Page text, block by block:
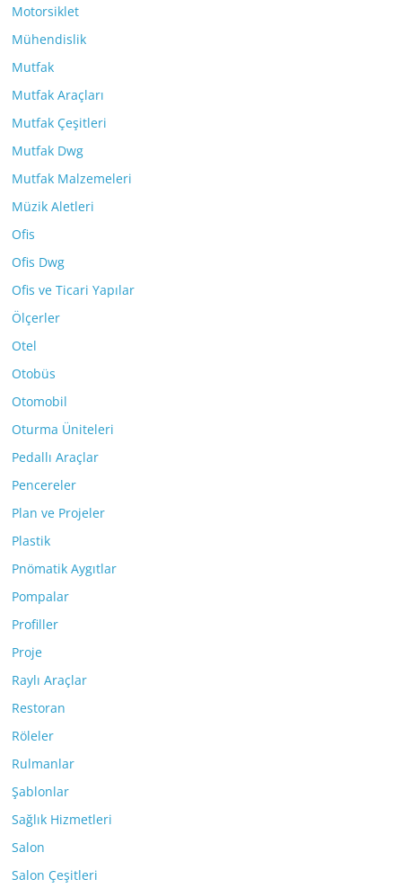
Motorsiklet
Mühendislik
Mutfak
Mutfak Araçları
Mutfak Çeşitleri
Mutfak Dwg
Mutfak Malzemeleri
Müzik Aletleri
Ofis
Ofis Dwg
Ofis ve Ticari Yapılar
Ölçerler
Otel
Otobüs
Otomobil
Oturma Üniteleri
Pedallı Araçlar
Pencereler
Plan ve Projeler
Plastik
Pnömatik Aygıtlar
Pompalar
Profiller
Proje
Raylı Araçlar
Restoran
Röleler
Rulmanlar
Şablonlar
Sağlık Hizmetleri
Salon
Salon Çeşitleri